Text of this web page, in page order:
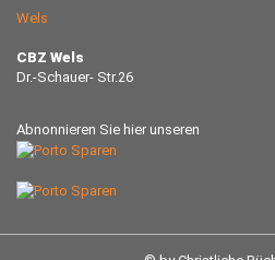
Wels
CBZ Wels
Dr.-Schauer- Str.26
Abnonnieren Sie hier unseren